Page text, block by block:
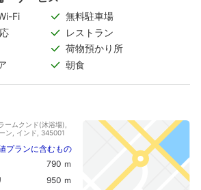
Fi
無料駐車場
レストラン
荷物預かり所
朝食
ムクンド(沐浴場),
ン, インド, 345001
プランに含むもの
790 ｍ
950 ｍ